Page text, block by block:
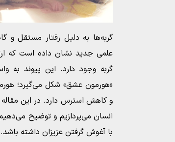
گربه‌ها به دلیل رفتار مستقل و
علمی جدید نشان داده است که
گربه وجود دارد. این پیوند به
«هورمون عشق» شکل می‌گیرد؛
و کاهش استرس دارد. در این
انسان می‌پردازیم و توضیح
با آغوش گرفتن عزیزان داشته باشد.